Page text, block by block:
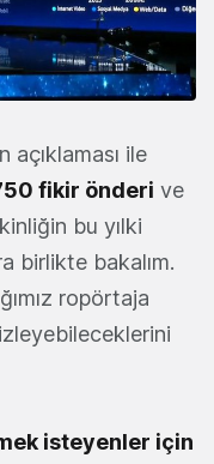
açıklaması ile
fikir önderi ve
bu yılki
birlikte bakalım.
ropörtaja
izleyebileceklerini
isteyenler için